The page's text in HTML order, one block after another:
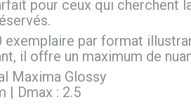
pour ceux qui cherchent
par format
il offre un maximum de
Maxima Glossy
| Dmax : 2.5